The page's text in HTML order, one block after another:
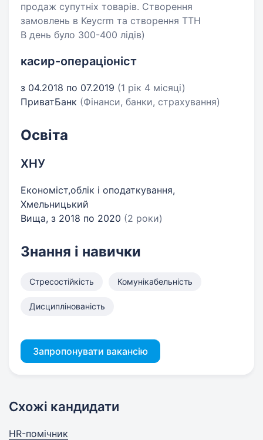
продаж супутніх товарів. Створення
замовлень в Keycrm та створення ТТН
В день було 300-400 лідів)
касир-операціоніст
з 04.2018 по 07.2019 (1 рік 4 місяці)
ПриватБанк (Фінанси, банки, страхування)
Освіта
ХНУ
Економіст,облік і оподаткування,
Хмельницький
Вища, з 2018 по 2020 (2 роки)
Знання і навички
Стресостійкість Комунікабельність
Дисциплінованість
Запропонувати вакансію
Схожі кандидати
HR-помічник